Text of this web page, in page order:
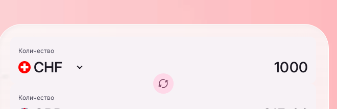
Количество
CHF
Количество